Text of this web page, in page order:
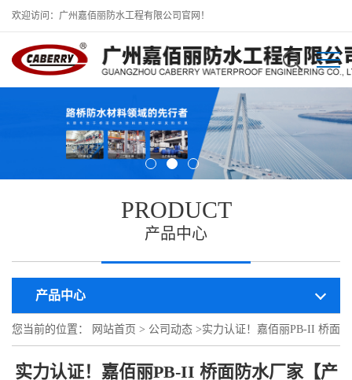
欢迎访问：广州嘉佰丽防水工程有限公司官网！
PRODUCT
产品中心
产品中心
您当前的位置： 网站首页 > 公司动态 >实力认证！嘉佰丽PB-II 桥面
防水厂家【产品 / 服务】荣获【行业奖项 / 权威认证】
实力认证！嘉佰丽PB-II 桥面防水厂家【产